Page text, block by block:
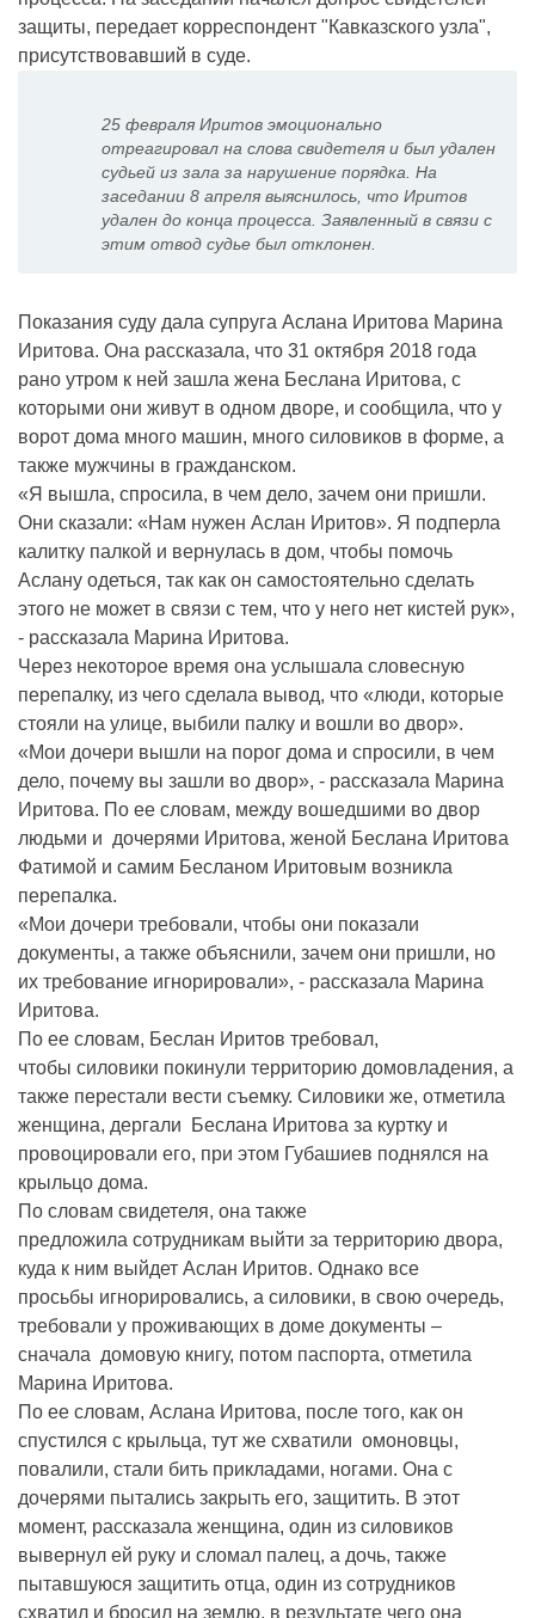
защиты, передает корреспондент "Кавказского узла",
присутствовавший в суде.
25 февраля Иритов эмоционально
отреагировал на слова свидетеля и был удален
судьей из зала за нарушение порядка. На
заседании 8 апреля выяснилось, что Иритов
удален до конца процесса. Заявленный в связи с
этим отвод судье был отклонен.
Показания суду дала супруга Аслана Иритова Марина
Иритова. Она рассказала, что 31 октября 2018 года
рано утром к ней зашла жена Беслана Иритова, с
которыми они живут в одном дворе, и сообщила, что у
ворот дома много машин, много силовиков в форме, а
также мужчины в гражданском.
«Я вышла, спросила, в чем дело, зачем они пришли.
Они сказали: «Нам нужен Аслан Иритов». Я подперла
калитку палкой и вернулась в дом, чтобы помочь
Аслану одеться, так как он самостоятельно сделать
этого не может в связи с тем, что у него нет кистей рук»,
- рассказала Марина Иритова.
Через некоторое время она услышала словесную
перепалку, из чего сделала вывод, что «люди, которые
стояли на улице, выбили палку и вошли во двор».
«Мои дочери вышли на порог дома и спросили, в чем
дело, почему вы зашли во двор», - рассказала Марина
Иритова. По ее словам, между вошедшими во двор
людьми и дочерями Иритова, женой Беслана Иритова
Фатимой и самим Бесланом Иритовым возникла
перепалка.
«Мои дочери требовали, чтобы они показали
документы, а также объяснили, зачем они пришли, но
их требование игнорировали», - рассказала Марина
Иритова.
По ее словам, Беслан Иритов требовал,
чтобы силовики покинули территорию домовладения, а
также перестали вести съемку. Силовики же, отметила
женщина, дергали Беслана Иритова за куртку и
провоцировали его, при этом Губашиев поднялся на
крыльцо дома.
По словам свидетеля, она также
предложила сотрудникам выйти за территорию двора,
куда к ним выйдет Аслан Иритов. Однако все
просьбы игнорировались, а силовики, в свою очередь,
требовали у проживающих в доме документы –
сначала домовую книгу, потом паспорта, отметила
Марина Иритова.
По ее словам, Аслана Иритова, после того, как он
спустился с крыльца, тут же схватили омоновцы,
повалили, стали бить прикладами, ногами. Она с
дочерями пытались закрыть его, защитить. В этот
момент, рассказала женщина, один из силовиков
вывернул ей руку и сломал палец, а дочь, также
пытавшуюся защитить отца, один из сотрудников
схватил и бросил на землю, в результате чего она